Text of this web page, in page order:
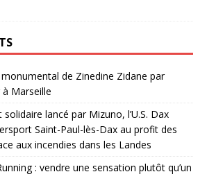
de Zinedine Zidane par
Marseille
lancé par Mizuno, l’U.S. Dax
Saint-Paul-lès-Dax au profit des
aux incendies dans les Landes
: vendre une sensation plutôt qu’un